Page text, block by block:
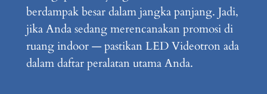
berdampak besar dalam jangka panjang. Jadi,
jika Anda sedang merencanakan promosi di
ruang indoor — pastikan LED Videotron ada
dalam daftar peralatan utama Anda.